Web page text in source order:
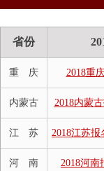
省份
重 庆 2018重
内蒙古 2018内蒙
江 苏 2018江苏报
河 南 2018河南